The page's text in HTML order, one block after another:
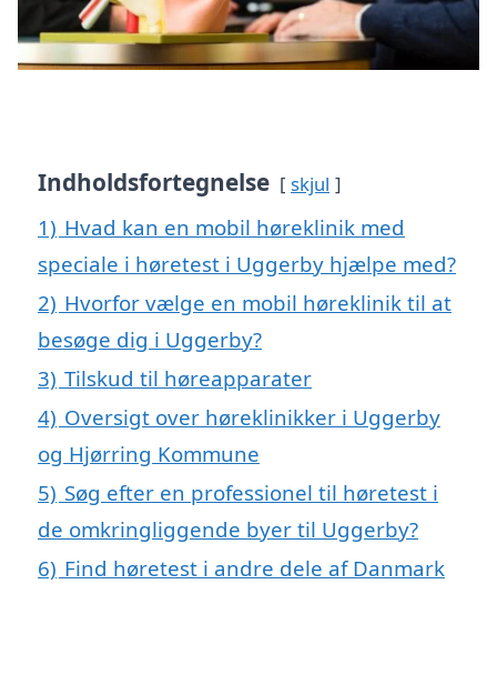
Indholdsfortegnelse skjul
1) Hvad kan en mobil høreklinik med
speciale i høretest i Uggerby hjælpe med?
2) Hvorfor vælge en mobil høreklinik til at
besøge dig i Uggerby?
3) Tilskud til høreapparater
4) Oversigt over høreklinikker i Uggerby
og Hjørring Kommune
5) Søg efter en professionel til høretest i
de omkringliggende byer til Uggerby?
6) Find høretest i andre dele af Danmark